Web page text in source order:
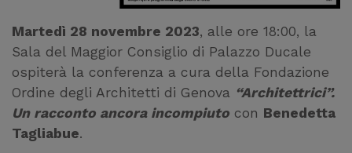
Martedì 28 novembre 2023, alle ore 18:00, la
Sala del Maggior Consiglio di Palazzo Ducale
ospiterà la conferenza a cura della Fondazione
Ordine degli Architetti di Genova “Architettrici”.
Un racconto ancora incompiuto con Benedetta
Tagliabue.